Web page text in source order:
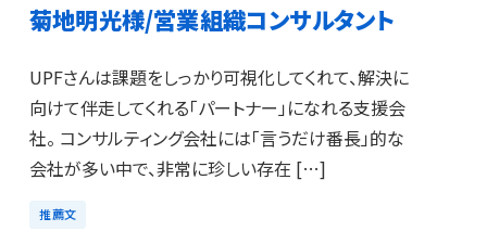
菊地明光様/営業組織コンサルタント
UPFさんは課題をしっかり可視化してくれて、解決に
向けて伴走してくれる「パートナー」になれる支援会
社。 コンサルティング会社には「言うだけ番長」的な
会社が多い中で、非常に珍しい存在 […]
推薦文